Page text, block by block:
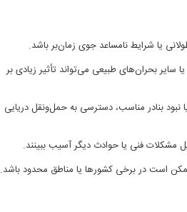
یا شرایط نامساعد جوی زمان‌بر باشد.
بحران‌های طبیعی می‌تواند تأثیر زیادی بر
بنادر مناسب، دسترسی به حمل‌ونقل دریایی
مشکلات فنی یا حوادث دیگر آسیب ببینند.
ممکن است در برخی کشورها یا مناطق محدود باشد.